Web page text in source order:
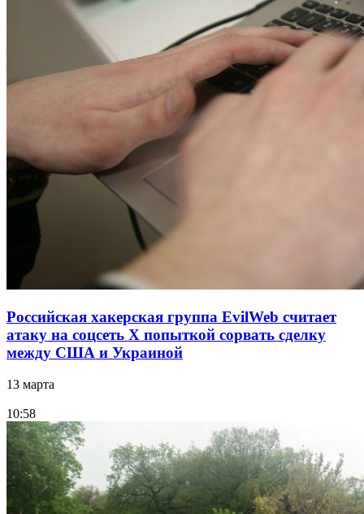
Российская хакерская группа EvilWeb считает
атаку на соцсеть Х попыткой сорвать сделку
между США и Украиной
13 марта
10:58